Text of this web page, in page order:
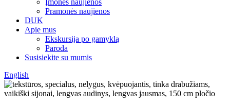
Įmonės naujienos
Pramonės naujienos
DUK
Apie mus
Ekskursija po gamyklą
Paroda
Susisiekite su mumis
English